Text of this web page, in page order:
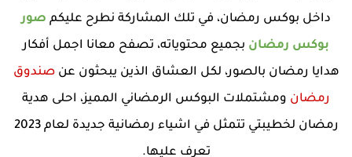
داخل بوكس رمضان، في تلك المشاركة نطرح عليكم صور
بوكس رمضان بجميع محتوياته، تصفح معانا اجمل أفكار
هدايا رمضان بالصور، لكل العشاق الذين يبحثون عنصندوق
رمضان ومشتملات البوكس الرمضاني المميز، احلى هدية
رمضان لخطيبتي تتمثل في اشياء رمضانية جديدة لعام 2023
تعرف عليها.